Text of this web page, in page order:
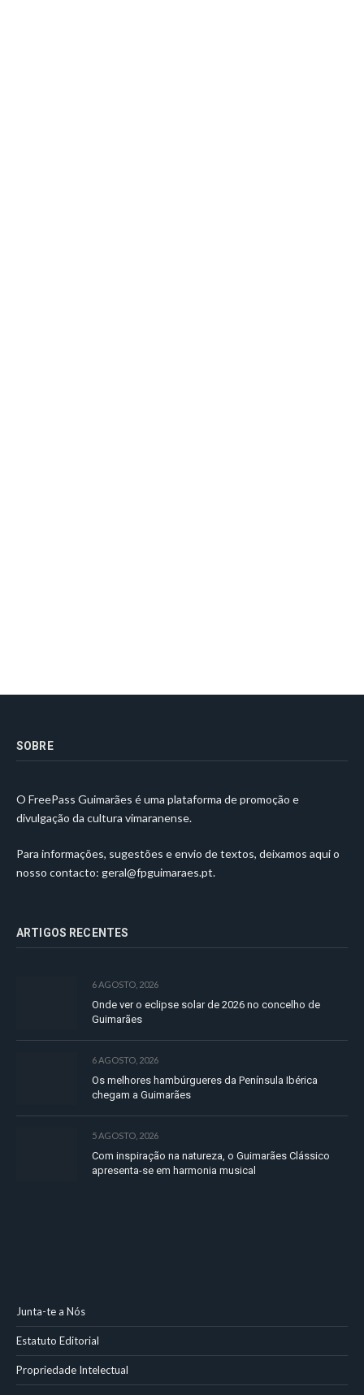
SOBRE
O FreePass Guimarães é uma plataforma de promoção e
divulgação da cultura vimaranense.
Para informações, sugestões e envio de textos, deixamos aqui o
nosso contacto: geral@fpguimaraes.pt.
ARTIGOS RECENTES
6 AGOSTO, 2026
Onde ver o eclipse solar de 2026 no concelho de
Guimarães
6 AGOSTO, 2026
Os melhores hambúrgueres da Península Ibérica
chegam a Guimarães
5 AGOSTO, 2026
Com inspiração na natureza, o Guimarães Clássico
apresenta-se em harmonia musical
Junta-te a Nós
Estatuto Editorial
Propriedade Intelectual